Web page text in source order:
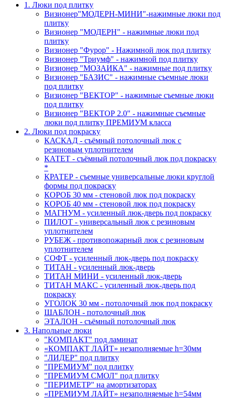
1. Люки под плитку
Визионер"МОДЕРН-МИНИ"-нажимные люки под
плитку
Визионер "МОДЕРН" - нажимные люки под
плитку
Визионер "Фурор" - Нажимной люк под плитку
Визионер "Триумф" - нажимной под плитку
Визионер "МОЗАИКА" - нажимные под плитку
Визионер "БАЗИС" - нажимные съемные люки
под плитку
Визионер "ВЕКТОР" - нажимные съемные люки
под плитку
Визионер "ВЕКТОР 2.0" - нажимные съемные
люки под плитку ПРЕМИУМ класса
2. Люки под покраску
КАСКАД - съёмный потолочный люк с
резиновым уплотнителем
КАТЕТ - съёмный потолочный люк под покраску
*
КРАТЕР - съемные универсальные люки круглой
формы под покраску
КОРОБ 30 мм - стеновой люк под покраску
КОРОБ 40 мм - стеновой люк под покраску
МАГНУМ - усиленный люк-дверь под покраску
ПИЛОТ - универсальный люк с резиновым
уплотнителем
РУБЕЖ - противопожарный люк с резиновым
уплотнителем
СОФТ - усиленный люк-дверь под покраску
ТИТАН - усиленный люк-дверь
ТИТАН МИНИ - усиленный люк-дверь
ТИТАН МАКС - усиленный люк-дверь под
покраску
УГОЛОК 30 мм - потолочный люк под покраску
ШАБЛОН - потолочный люк
ЭТАЛОН - съёмный потолочный люк
3. Напольные люки
"КОМПАКТ" под ламинат
«КОМПАКТ ЛАЙТ» незаполняемые h=30мм
"ЛИДЕР" под плитку
"ПРЕМИУМ" под плитку
"ПРЕМИУМ СМОЛ" под плитку
"ПЕРИМЕТР" на амортизаторах
«ПРЕМИУМ ЛАЙТ» незаполняемые h=54мм